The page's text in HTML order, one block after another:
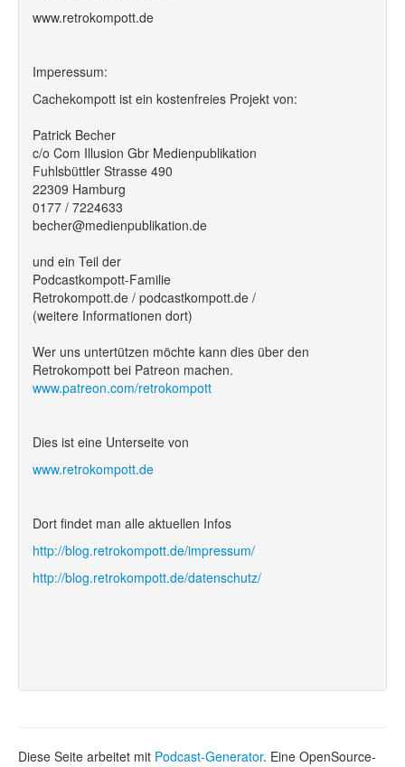
www.retrokompott.de
Imperessum:
Cachekompott ist ein kostenfreies Projekt von:
Patrick Becher
c/o Com Illusion Gbr Medienpublikation
Fuhlsbüttler Strasse 490
22309 Hamburg
0177 / 7224633
becher@medienpublikation.de
und ein Teil der
Podcastkompott-Familie
Retrokompott.de / podcastkompott.de /
(weitere Informationen dort)
Wer uns untertützen möchte kann dies über den
Retrokompott bei Patreon machen.
www.patreon.com/retrokompott
Dies ist eine Unterseite von
www.retrokompott.de
Dort findet man alle aktuellen Infos
http://blog.retrokompott.de/impressum/
http://blog.retrokompott.de/datenschutz/
Diese Seite arbeitet mit Podcast-Generator. Eine OpenSource-